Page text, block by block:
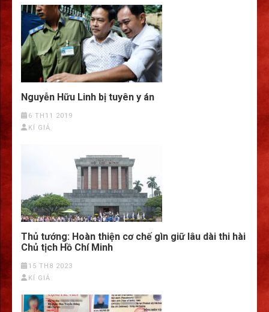
Nguyễn Hữu Linh bị tuyên y án
6 TH11 2019
KÍ GIẢ
Thủ tướng: Hoàn thiện cơ chế gìn giữ lâu dài thi hài
Chủ tịch Hồ Chí Minh
15 TH8 2023
KÍ GIẢ